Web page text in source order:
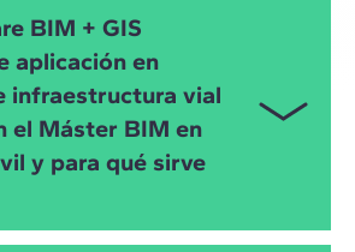
BIM + GIS para mejorar la
y la toma de
del ciclo de vida del activo.
vector (cartografía, ortofotos,
integra con BIM para alinear
y condicionantes: trazados,
drenaje, geotecnia y
BIM + GIS con mayor
y decisiones mejor
BIM + GIS
aplicación en
infraestructura vial
el Máster BIM en
y para qué sirve